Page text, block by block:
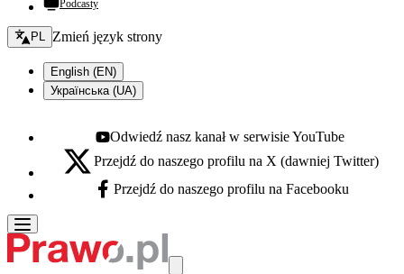
Podcasty
Zmień język - bieżący:
PL Zmień język strony
English (EN)
Українська (UA)
Youtube - otwiera się w nowej karcie
Odwiedź nasz kanał w serwisie YouTube
X - otwiera się w nowej karcie
Przejdź do naszego profilu na X (dawniej Twitter)
Facebook - otwiera się w nowej karcie
Przejdź do naszego profilu na Facebooku